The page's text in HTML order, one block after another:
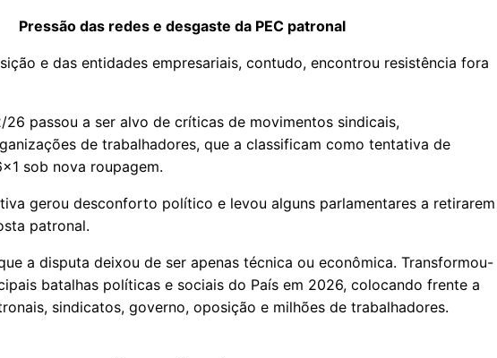
Pressão das redes e desgaste da PEC patronal
e das entidades empresariais, contudo, encontrou resistência fora
26 passou a ser alvo de críticas de movimentos sindicais,
de trabalhadores, que a classificam como tentativa de
sob nova roupagem.
gerou desconforto político e levou alguns parlamentares a retirarem
patronal.
a disputa deixou de ser apenas técnica ou econômica. Transformou-
batalhas políticas e sociais do País em 2026, colocando frente a
sindicatos, governo, oposição e milhões de trabalhadores.